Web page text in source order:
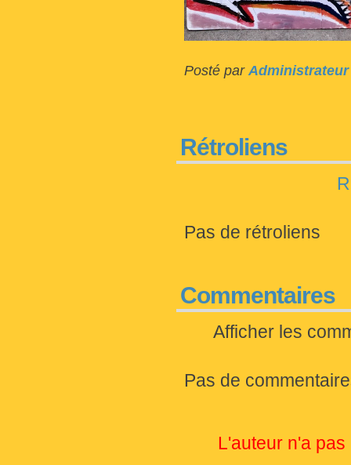
Posté par Administrateur
Rétroliens
Pas de rétroliens
Commentaires
Afficher les
Pas de
L'auteur n'a